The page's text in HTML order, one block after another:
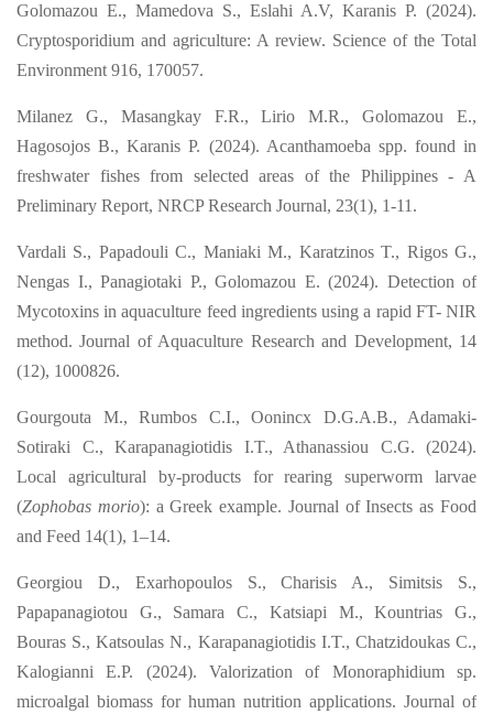
Golomazou E., Mamedova S., Eslahi A.V, Karanis P. (2024).
Cryptosporidium and agriculture: A review. Science of the Total
Environment 916, 170057.
Milanez G., Masangkay F.R., Lirio M.R., Golomazou E.,
Hagosojos B., Karanis P. (2024). Acanthamoeba spp. found in
freshwater fishes from selected areas of the Philippines - A
Preliminary Report, NRCP Research Journal, 23(1), 1-11.
Vardali S., Papadouli C., Maniaki M., Karatzinos T., Rigos G.,
Nengas I., Panagiotaki P., Golomazou E. (2024). Detection of
Mycotoxins in aquaculture feed ingredients using a rapid FT- NIR
method. Journal of Aquaculture Research and Development, 14
(12), 1000826.
Gourgouta M., Rumbos C.I., Oonincx D.G.A.B., Adamaki-
Sotiraki C., Karapanagiotidis I.T., Athanassiou C.G. (2024).
Local agricultural by-products for rearing superworm larvae
(Zophobas morio): a Greek example. Journal of Insects as Food
and Feed 14(1), 1–14.
Georgiou D., Exarhopoulos S., Charisis A., Simitsis S.,
Papapanagiotou G., Samara C., Katsiapi M., Kountrias G.,
Bouras S., Katsoulas N., Karapanagiotidis I.T., Chatzidoukas C.,
Kalogianni E.P. (2024). Valorization of Monoraphidium sp.
microalgal biomass for human nutrition applications. Journal of